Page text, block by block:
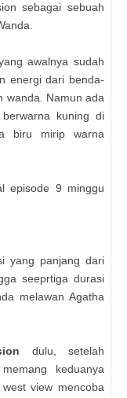
sebagai sebuah
awalnya sudah
energi dari benda-
wanda. Namun ada
kuning di
biru mirip warna
episode 9 minggu
yang panjang dari
seeprtiga durasi
melawan Agatha
dulu, setelah
keduanya
view mencoba